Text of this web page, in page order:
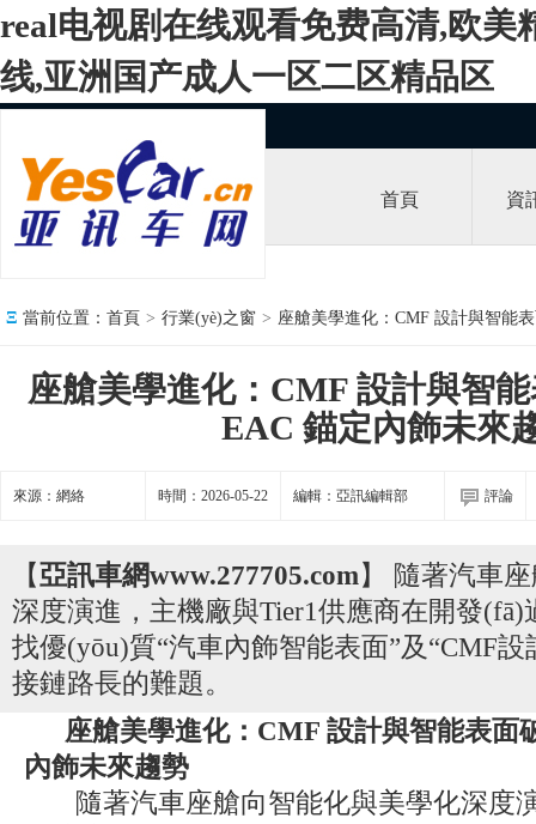
real电视剧在线观看免费高清,欧
线,亚洲国产成人一区二区精品区
首頁 資
Ξ 當前位置： 首頁 > 行業(yè)之窗 > 座艙美學進化：CMF 設計與智能
座艙美學進化：CMF 設計與智能
EAC 錨定內飾未來
來源：網絡 時間：2026-05-22 編輯：亞訊編輯部 評論
【亞訊車網www.277705.com】 隨著汽車
深度演進，主機廠與Tier1供應商在開發(fā)
找優(yōu)質“汽車內飾智能表面”及“CMF
接鏈路長的難題。
座艙美學進化：CMF 設計與智能表面破
內飾未來趨勢
隨著汽車座艙向智能化與美學化深度演